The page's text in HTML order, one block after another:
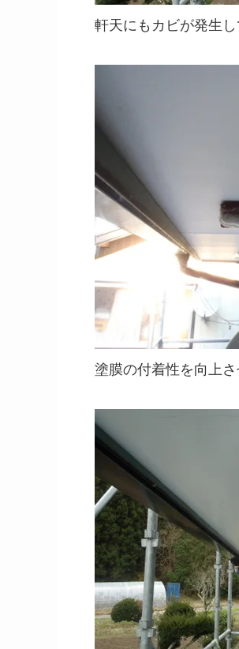
軒天にもカビが発生
塗膜の付着性を向上